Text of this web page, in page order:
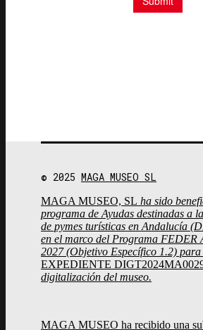
© 2025 MAGA MUSEO SL
MAGA MUSEO, SL ha sido
programa de Ayudas destinadas a
de pymes turísticas en Andalucía
en el marco del Programa FEDER
2027 (Objetivo Específico 1.2) para
EXPEDIENTE
digitalización del museo.
MAGA MUSEO ha recibido una